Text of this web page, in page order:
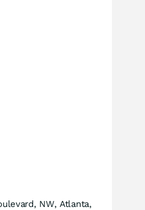
NW, Atlanta,